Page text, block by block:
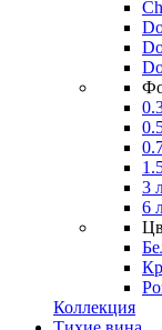
3
6
Коллекция